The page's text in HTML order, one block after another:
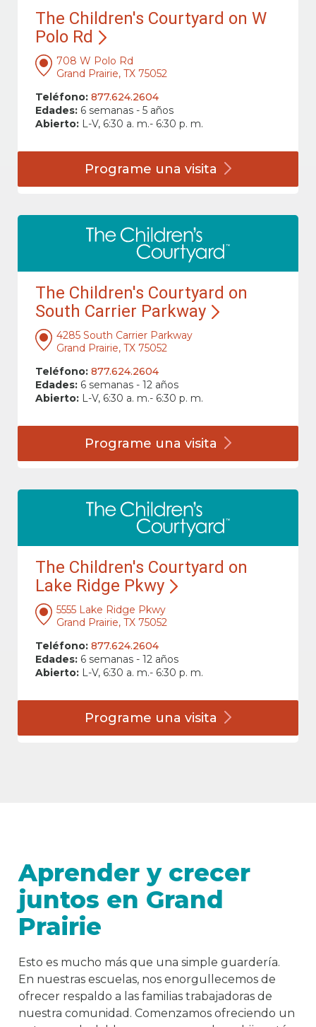
The Children's Courtyard on W
Polo Rd
708 W Polo Rd
Grand Prairie, TX 75052
Teléfono: 877.624.2604
Edades: 6 semanas - 5 años
Abierto: L-V, 6:30 a. m.- 6:30 p. m.
Programe una visita
The Children's Courtyard on
South Carrier Parkway
4285 South Carrier Parkway
Grand Prairie, TX 75052
Teléfono: 877.624.2604
Edades: 6 semanas - 12 años
Abierto: L-V, 6:30 a. m.- 6:30 p. m.
Programe una visita
The Children's Courtyard on
Lake Ridge Pkwy
5555 Lake Ridge Pkwy
Grand Prairie, TX 75052
Teléfono: 877.624.2604
Edades: 6 semanas - 12 años
Abierto: L-V, 6:30 a. m.- 6:30 p. m.
Programe una visita
Aprender y crecer
juntos en Grand
Prairie
Esto es mucho más que una simple guardería.
En nuestras escuelas, nos enorgullecemos de
ofrecer respaldo a las familias trabajadoras de
nuestra comunidad. Comenzamos ofreciendo un